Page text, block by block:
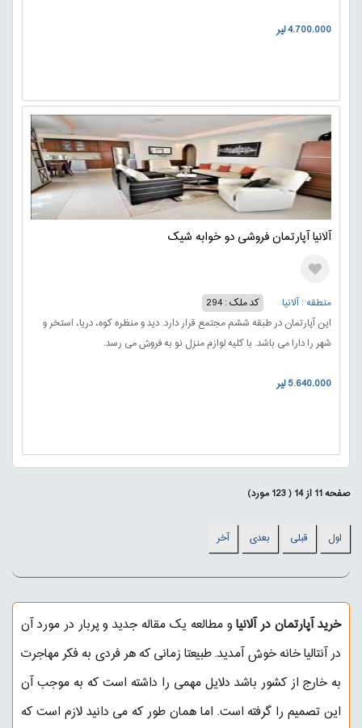
4.700.000 لیر
آلانیا آپارتمان فروشی دو خوابه شیک
منطقه : آلانیا
کد ملک : 294
این آپارتمان در طبقه ششم مجتمع قرار دارد. دید و منظره کوه، دریا، استخر و
شهر را دارا می باشد. با کلیه لوازم منزل نو به فروش می رسد.
5.640.000 لیر
صفحه11از14
(
123مورد)
اول قبلی بعدی آخر
خرید آپارتمان در آلانیاو مطالعه یک مقاله جدید و پربار در مورد آن
درآنتالیا خانهخوش آمدید. طبیعتا زمانی که هر فردی به فکر مهاجرت
به خارج از کشور باشد دلایل مهمی را داشته است که به موجب آن
این تصمیم را گرفته است. اما همان طور که می دانید لازم است که